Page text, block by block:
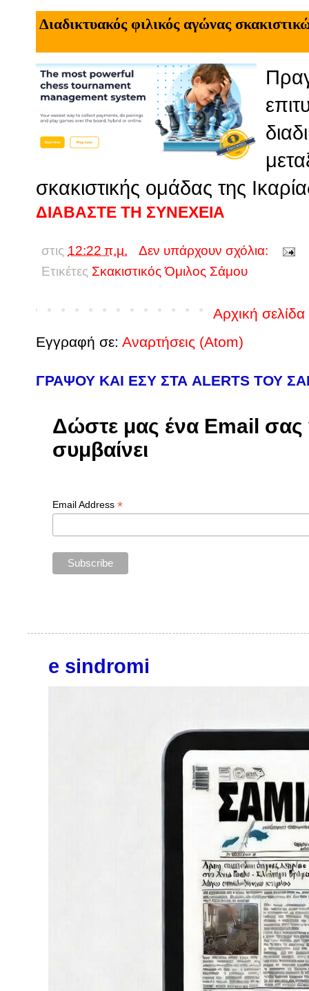
Διαδικτυακός φιλικός αγώνας
σκακιστικής ομάδας της
ΔΙΑΒΑΣΤΕ ΤΗ ΣΥΝΕΧΕΙΑ
στις 12:22 π.μ.
Δεν υπάρχουν σχόλια:
Ετικέτες Σκακιστικός Όμιλος Σάμου
Αρχική σελίδα
Εγγραφή σε: Αναρτήσεις (Atom)
ΓΡΑΨΟΥ ΚΑΙ ΕΣΥ ΣΤΑ ALERTS ΤΟΥ
Δώστε μας ένα Email σας
συμβαίνει
Email Address *
e sindromi